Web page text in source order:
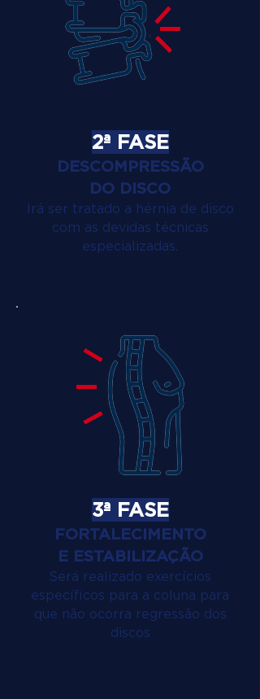
2ª FASE
DESCOMPRESSÃO
DO DISCO
Irá ser tratado a hérnia de disco
com as devidas técnicas
especializadas.
3ª FASE
FORTALECIMENTO
E ESTABILIZAÇÃO
Será realizado exercícios
específicos para a coluna para
que não ocorra regressão dos
discos